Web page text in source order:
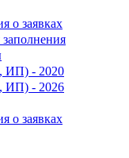
о заявках
- 2020
- 2026
о заявках